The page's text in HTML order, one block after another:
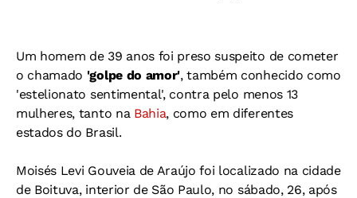
Um homem de 39 anos foi preso suspeito de cometer
o chamado 'golpe do amor', também conhecido como
'estelionato sentimental', contra pelo menos 13
mulheres, tanto na Bahia, como em diferentes
estados do Brasil.
Moisés Levi Gouveia de Araújo foi localizado na cidade
de Boituva, interior de São Paulo, no sábado, 26, após